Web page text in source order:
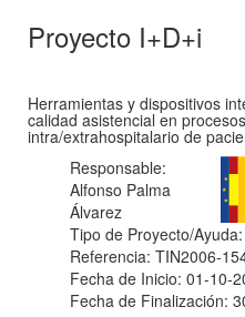
Proyecto I+D+i
Herramientas y dispositivos
calidad asistencial en
intra/extrahospitalario de
Responsable:
Alfonso Palma
Álvarez
Tipo de Proyecto/
Referencia: TIN2006-
Fecha de Inicio: 01-10-
Fecha de Finalización: